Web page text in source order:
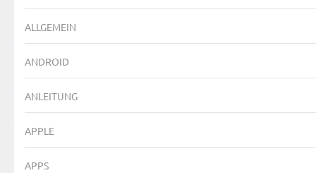
ALLGEMEIN
ANDROID
ANLEITUNG
APPLE
APPS